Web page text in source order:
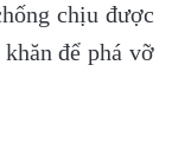
chịu được
để phá vỡ